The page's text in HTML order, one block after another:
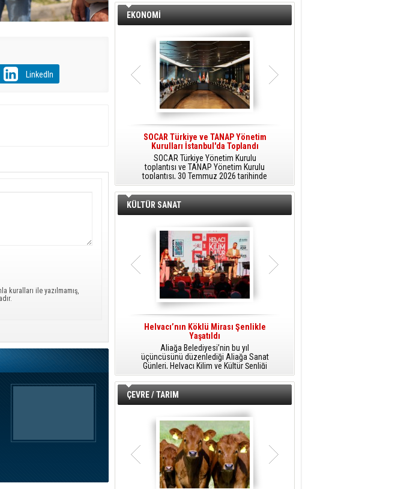
LinkedIn
kuralları ile yazılmamış,
EKONOMİ
SOCAR Türkiye ve TANAP Yönetim
Kurulları İstanbul'da Toplandı
SOCAR Türkiye Yönetim Kurulu
toplantısı ve TANAP Yönetim Kurulu
toplantısı, 30 Temmuz 2026 tarihinde
İstanbul’da gerçekleştirildi.
hidrojen teknolojileri alanında yenilikçi
projelere öncülük ediyor.
KÜLTÜR SANAT
Helvacı’nın Köklü Mirası Şenlikle
Yaşatıldı
Aliağa Belediyesi’nin bu yıl
üçüncüsünü düzenlediği Aliağa Sanat
Günleri, Helvacı Kilim ve Kültür Şenliği
ile Helvacı’da renkli bir güne sahne
oldu.
birbirinden renkli etkinliklerle devam
ÇEVRE / TARIM